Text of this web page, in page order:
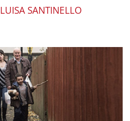
LUISA SANTINELLO